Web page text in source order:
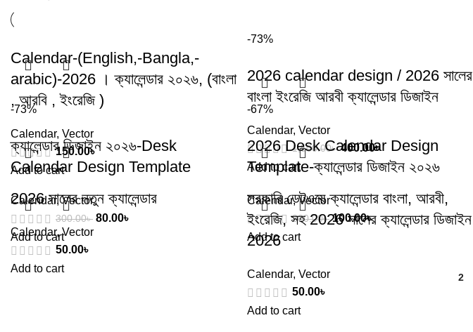
Calendar-(English,-Bangla,-
arabic)-2026 । ক্যালেন্ডার ২০২৬, (বাংলা
, আরবি , ইংরেজি )
Calendar, Vector
150.00৳
Add to cart
-73%
2026 calendar design / 2026 সালের
বাংলা ইংরেজি আরবী ক্যালেন্ডার ডিজাইন
Calendar, Vector
1,500.00৳ 400.00৳
Add to cart
-73%
ক্যালেন্ডার ডিজাইন ২০২৬-Desk
Calendar Design Template
Calendar,Vector
300.00৳ 80.00৳
Add to cart
-67%
2026 Desk Calendar Design
Template-ক্যালেন্ডার ডিজাইন ২০২৬
Calendar,Vector
300.00৳ 100.00৳
Add to cart
2026 সালের নতুন ক্যালেন্ডার
Calendar,Vector
50.00৳
Add to cart
সরকারি ডেটওয়ে ক্যালেন্ডার বাংলা, আরবী,
ইংরেজি, সহ 2026 সালের ক্যালেন্ডার ডিজাইন
2026
Calendar, Vector
50.00৳
Add to cart
2